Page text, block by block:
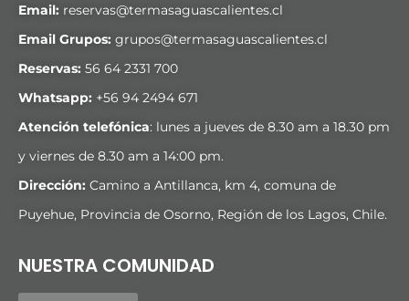
Email: reservas@termasaguascalientes.cl
Email Grupos: grupos@termasaguascalientes.cl
Reservas: 56 64 2331 700
Whatsapp: +56 94 2494 671
Atención telefónica: lunes a jueves de 8.30 am a 18.30 pm
y viernes de 8.30 am a 14:00 pm.
Dirección: Camino a Antillanca, km 4, comuna de
Puyehue, Provincia de Osorno, Región de los Lagos, Chile.
NUESTRA COMUNIDAD